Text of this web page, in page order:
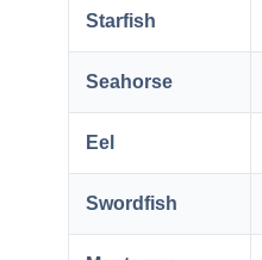
Starfish
Seahorse
Eel
Swordfish